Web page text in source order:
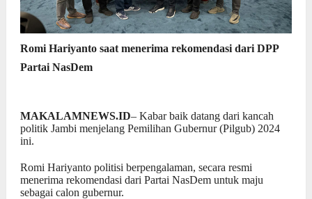
Romi Hariyanto saat menerima rekomendasi dari DPP
Partai NasDem
MAKALAMNEWS.ID– Kabar baik datang dari kancah
politik Jambi menjelang Pemilihan Gubernur (Pilgub) 2024
ini.
Romi Hariyanto politisi berpengalaman, secara resmi
menerima rekomendasi dari Partai NasDem untuk maju
sebagai calon gubernur.